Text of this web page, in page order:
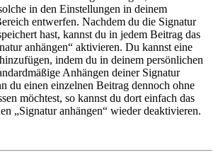
in den Einstellungen in deinem
entwerfen. Nachdem du die Signatur
hast, kannst du in jedem Beitrag das
anhängen“ aktivieren. Du kannst eine
indem du in deinem persönlichen
Anhängen deiner Signatur
du einen einzelnen Beitrag dennoch ohne
möchtest, so kannst du dort einfach das
„Signatur anhängen“ wieder deaktivieren.